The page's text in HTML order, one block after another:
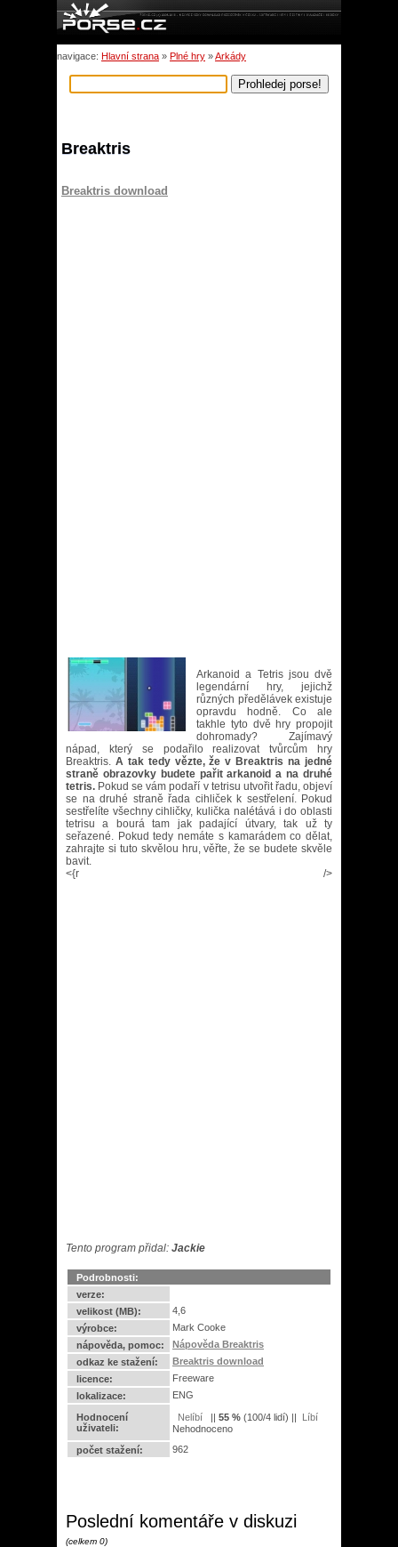
navigace: Hlavní strana » Plné hry »Arkády
Breaktris
Breaktris download
Arkanoid a Tetris jsou dvě
legendární hry, jejichž
různých předělávek existuje
opravdu hodně. Co ale
takhle tyto dvě hry propojit
dohromady? Zajímavý
nápad, který se podařilo realizovat tvůrcům hry
Breaktris. A tak tedy vězte, že v Breaktris na jedné
straně obrazovky budete pařit arkanoid a na druhé
tetris. Pokud se vám podaří v tetrisu utvořit řadu, objeví
se na druhé straně řada cihliček k sestřelení. Pokud
sestřelíte všechny cihličky, kulička nalétává i do oblasti
tetrisu a bourá tam jak padající útvary, tak už ty
seřazené. Pokud tedy nemáte s kamarádem co dělat,
zahrajte si tuto skvělou hru, věřte, že se budete skvěle
bavit.
<{r />
Tento program přidal: Jackie
Podrobnosti:
verze:
velikost (MB):
4,6
výrobce:
Mark Cooke
nápověda, pomoc:
Nápověda Breaktris
odkaz ke stažení:
Breaktris download
licence:
Freeware
lokalizace:
ENG
Hodnocení
uživateli:
|| 55 % (100/4 lidí) ||
Nehodnoceno
počet stažení:
962
Poslední komentáře v diskuzi
(celkem 0)